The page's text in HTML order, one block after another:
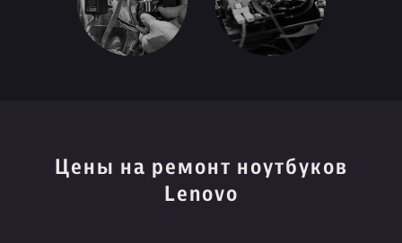
Цены на ремонт ноутбуков
Lenovo